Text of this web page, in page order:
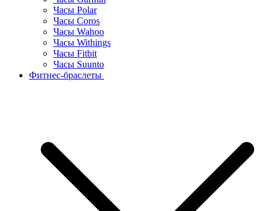
Часы Polar
Часы Coros
Часы Wahoo
Часы Withings
Часы Fitbit
Часы Suunto
Фитнес-браслеты